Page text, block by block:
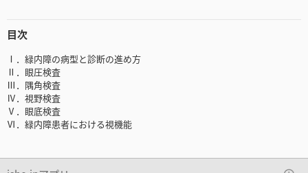
目次
Ⅰ．緑内障の病型と診断の進め方
Ⅱ．眼圧検査
Ⅲ．隅角検査
Ⅳ．視野検査
Ⅴ．眼底検査
Ⅵ．緑内障患者における視機能